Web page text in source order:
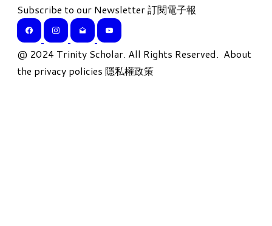
Subscribe to our Newsletter 訂閱電子報
​@ 2024 Trinity Scholar. All Rights Reserved. About
the privacy policies 隱私權政策